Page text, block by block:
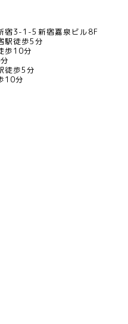
宿3-1-5新宿嘉泉ビル8F
駅徒歩5分
歩10分
徒歩5分
10分